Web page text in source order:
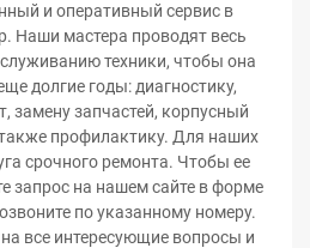
и оперативный сервис в
Наши мастера проводят весь
техники, чтобы она
долгие годы: диагностику,
замену запчастей, корпусный
профилактику. Для наших
срочного ремонта. Чтобы ее
запрос на нашем сайте в форме
по указанному номеру.
все интересующие вопросы и